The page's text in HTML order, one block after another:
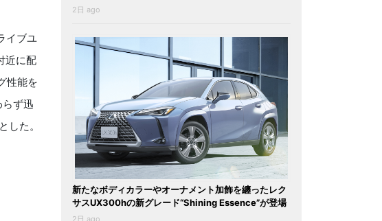
イブユ
近に配
性能を
ず迅
した。
2日 ago
新たなボディカラーやオーナメント加飾を纏ったレク
サスUX300hの新グレード“Shining Essence”が登場
2日 ago